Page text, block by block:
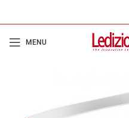
MENU